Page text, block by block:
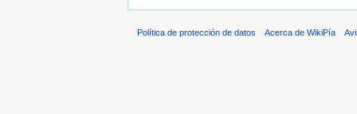
Política de protección de datos Acerca de WikiPía